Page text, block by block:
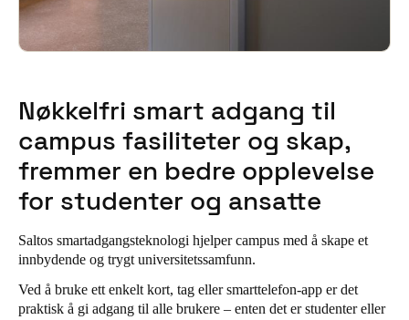
Nøkkelfri smart adgang til
campus fasiliteter og skap,
fremmer en bedre opplevelse
for studenter og ansatte
Saltos smartadgangsteknologi hjelper campus med å skape et
innbydende og trygt universitetssamfunn.
Ved å bruke ett enkelt kort, tag eller smarttelefon-app er det
praktisk å gi adgang til alle brukere – enten det er studenter eller